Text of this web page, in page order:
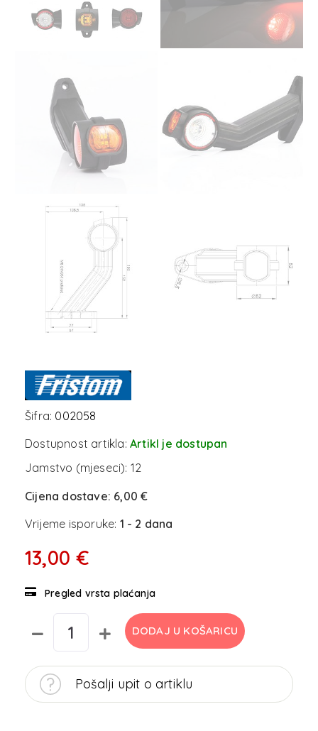
Šifra: 002058
Dostupnost artikla: Artikl je dostupan
Jamstvo (mjeseci): 12
Cijena dostave: 6,00 €
Vrijeme isporuke: 1 - 2 dana
13,00 €
Pregled vrsta plaćanja
DODAJ U KOŠARICU
Pošalji upit o artiklu